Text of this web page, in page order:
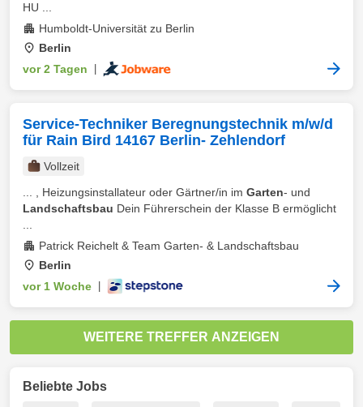
HU ...
Humboldt-Universität zu Berlin
Berlin
vor 2 Tagen
Service-Techniker Beregnungstechnik m/w/d
für Rain Bird 14167 Berlin- Zehlendorf
Vollzeit
... , Heizungsinstallateur oder Gärtner/in im Garten- und
Landschaftsbau Dein Führerschein der Klasse B ermöglicht
Patrick Reichelt & Team Garten- & Landschaftsbau
Berlin
vor 1 Woche
WEITERE TREFFER ANZEIGEN
Beliebte Jobs